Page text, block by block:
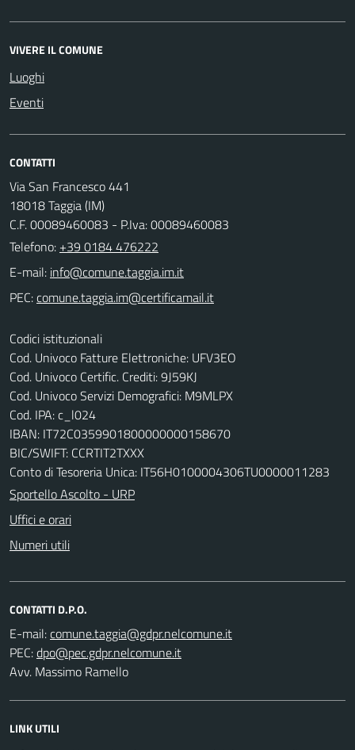
VIVERE IL COMUNE
Luoghi
Eventi
CONTATTI
Via San Francesco 441
18018 Taggia (IM)
C.F. 00089460083 - P.Iva: 00089460083
Telefono: +39 0184 476222
E-mail:
PEC:
Codici istituzionali
Cod. Univoco Fatture Elettroniche: UFV3EO
Cod. Univoco Certific. Crediti: 9J59KJ
Cod. Univoco Servizi Demografici: M9MLPX
Cod. IPA: c_l024
IBAN: IT72C0359901800000000158670
BIC/SWIFT: CCRTIT2TXXX
Conto di Tesoreria Unica: IT56H0100004306TU0000011283
Sportello Ascolto - URP
Uffici e orari
Numeri utili
CONTATTI D.P.O.
E-mail:
PEC:
Avv. Massimo Ramello
LINK UTILI